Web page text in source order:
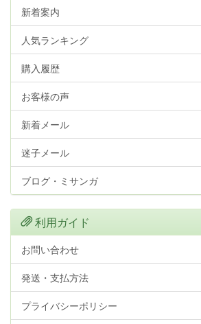
新着案内
人気ランキング
購入履歴
お客様の声
新着メール
迷子メール
ブログ・ミサンガ
利用ガイド
お問い合わせ
発送・支払方法
プライバシーポリシー